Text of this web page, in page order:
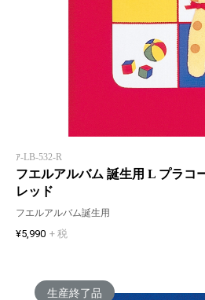
ｱ-LB-532-R
フエルアルバム 誕生用 L プラコ
レッド
フエルアルバム誕生用
¥5,990 + 税
生産終了品